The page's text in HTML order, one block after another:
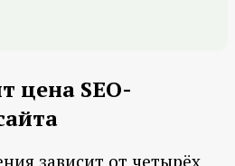
цена SEO-
зависит от четырёх